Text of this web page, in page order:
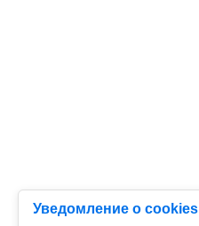
Уведомление о cookies